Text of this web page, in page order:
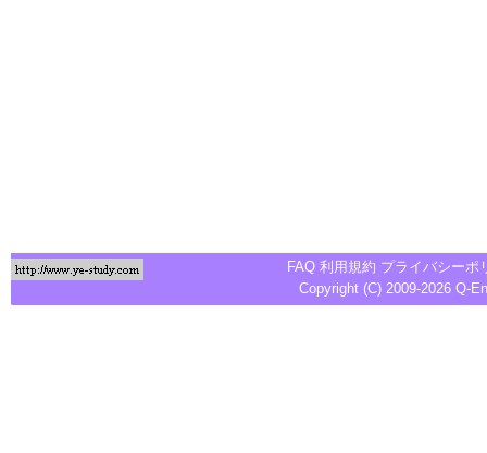
FAQ 利用規約 プライバシーポ
Copyright (C) 2009-2026 Q-